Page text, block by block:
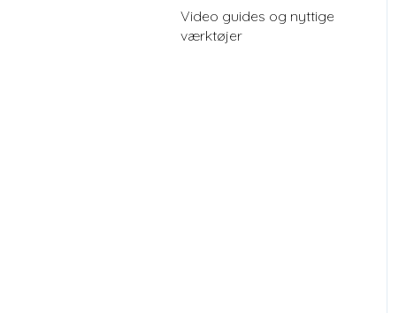
Video guides og nyttige
værktøjer